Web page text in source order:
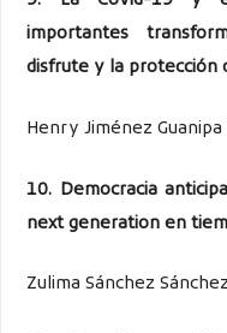
importantes
disfrute y la protección
Henry Jiménez Guanipa
10. Democracia
next generation en
Zulima Sánchez